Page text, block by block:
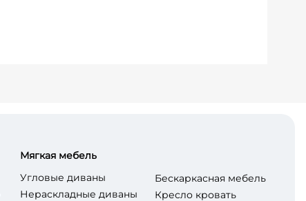
Мягкая мебель
Угловые диваны
Нераскладные диваны
Бескаркасная мебель
Кресло кровать